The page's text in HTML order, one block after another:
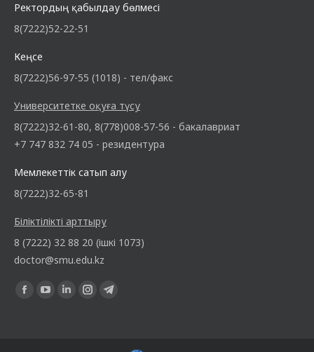
Ректордың қабылдау бөлмесі
8(7222)52-22-51
Кеңсе
8(7222)56-97-55 (1018) - тел/факс
Университетке оқуға түсу
8(7222)32-61-80, 8(778)008-57-56 - бакалавриат
+7 747 832 74 05 - резидентура
Мемлекеттік сатып алу
8(7222)32-65-81
Біліктілікті арттыру
8 (7222) 32 88 20 (ішкі 1073)
doctor@smu.edu.kz
Find us on: